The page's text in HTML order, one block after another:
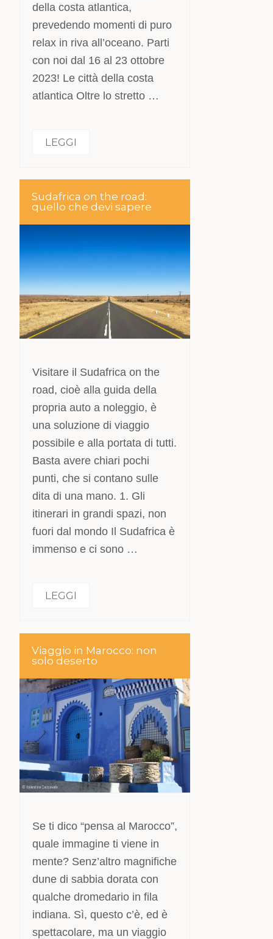
della costa atlantica,
prevedendo momenti di puro
relax in riva all’oceano. Parti
con noi dal 16 al 23 ottobre
2023! Le città della costa
atlantica Oltre lo stretto …
LEGGI
Sudafrica on the road:
quello che devi sapere
Visitare il Sudafrica on the
road, cioè alla guida della
propria auto a noleggio, è
una soluzione di viaggio
possibile e alla portata di tutti.
Basta avere chiari pochi
punti, che si contano sulle
dita di una mano. 1. Gli
itinerari in grandi spazi, non
fuori dal mondo Il Sudafrica è
immenso e ci sono …
LEGGI
Viaggio in Marocco: non
solo deserto
Se ti dico “pensa al Marocco”,
quale immagine ti viene in
mente? Senz’altro magnifiche
dune di sabbia dorata con
qualche dromedario in fila
indiana. Sì, questo c’è, ed è
spettacolare, ma un viaggio